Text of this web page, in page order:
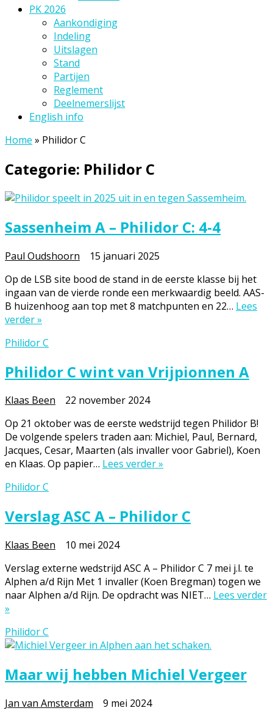
PK 2026
Aankondiging
Indeling
Uitslagen
Stand
Partijen
Reglement
Deelnemerslijst
English info
Home » Philidor C
Categorie: Philidor C
Sassenheim A – Philidor C: 4-4
Paul Oudshoorn
15 januari 2025
Op de LSB site bood de stand in de eerste klasse bij het
ingaan van de vierde ronde een merkwaardig beeld. AAS-
B huizenhoog aan top met 8 matchpunten en 22… Lees
verder »
Philidor C
Philidor C wint van Vrijpionnen A
Klaas Been
22 november 2024
Op 21 oktober was de eerste wedstrijd tegen Philidor B!
De volgende spelers traden aan: Michiel, Paul, Bernard,
Jacques, Cesar, Maarten (als invaller voor Gabriel), Koen
en Klaas. Op papier… Lees verder »
Philidor C
Verslag ASC A – Philidor C
Klaas Been
10 mei 2024
Verslag externe wedstrijd ASC A – Philidor C 7 mei j.l. te
Alphen a/d Rijn Met 1 invaller (Koen Bregman) togen we
naar Alphen a/d Rijn. De opdracht was NIET… Lees verder
»
Philidor C
Maar wij hebben Michiel Vergeer
Jan van Amsterdam
9 mei 2024